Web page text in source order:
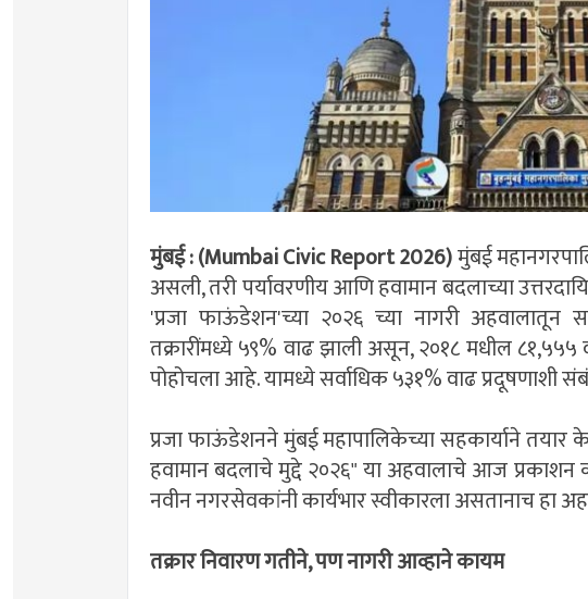
मुंबई : (Mumbai Civic Report 2026)मुंबई
असली, तरी पर्यावरणीय आणि हवामान बदलाच्या
'प्रजा फाऊंडेशन'च्या २०२६ च्या नागरी
तक्रारींमध्ये ५९% वाढ झाली असून, २०१८ मधील
पोहोचला आहे. यामध्ये सर्वाधिक ५३१% वाढ प्रदूषणाशी
​प्रजा फाऊंडेशनने मुंबई महापालिकेच्या सहकार्याने तयार
हवामान बदलाचे मुद्दे २०२६" या अहवालाचे आज
नवीन नगरसेवकांनी कार्यभार स्वीकारला असतानाच हा
​तक्रार निवारण गतीने, पण नागरी आव्हाने कायम